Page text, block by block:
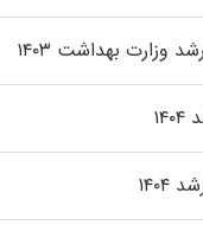
وزارت بهداشت ۱۴۰۳